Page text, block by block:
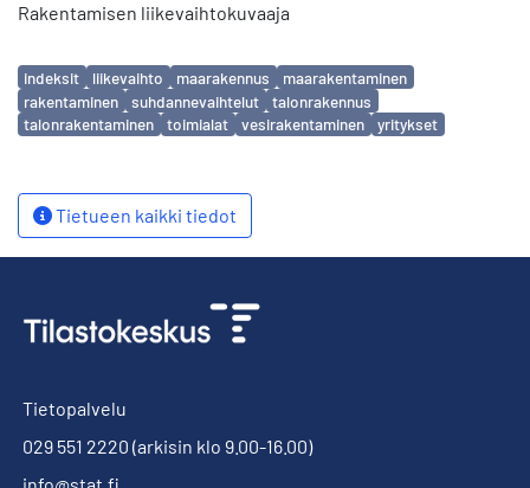
Rakentamisen liikevaihtokuvaaja
Avainsanat
indeksit liikevaihto maarakennus
maarakentaminen
rakentaminen
suhdannevaihtelut
talonrakennus
talonrakentaminen
toimialat vesirakentaminen yritykset
Tietueen kaikki tiedot
Tietopalvelu
029 551 2220 (arkisin klo 9.00-16.00)